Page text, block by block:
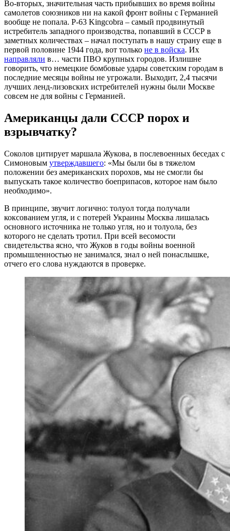
Во-вторых, значительная часть прибывших во время войны
самолетов союзников ни на какой фронт войны с Германией
вообще не попала. P-63 Kingcobra – самый продвинутый
истребитель западного производства, попавший в СССР в
заметных количествах – начал поступать в нашу страну еще в
первой половине 1944 года, вот только не в войска. Их
направляли в… части ПВО крупных городов. Излишне
говорить, что немецкие бомбовые удары советским городам в
последние месяцы войны не угрожали. Выходит, 2,4 тысячи
лучших ленд-лизовских истребителей нужны были Москве
совсем не для войны с Германией.
Американцы дали СССР порох и
взрывчатку?
Соколов цитирует маршала Жукова, в послевоенных беседах с
Симоновым утверждавшего: «Мы были бы в тяжелом
положении без американских порохов, мы не смогли бы
выпускать такое количество боеприпасов, которое нам было
необходимо».
В принципе, звучит логично: толуол тогда получали
коксованием угля, и с потерей Украины Москва лишалась
основного источника не только угля, но и толуола, без
которого не сделать тротил. При всей весомости
свидетельства ясно, что Жуков в годы войны военной
промышленностью не занимался, знал о ней понаслышке,
отчего его слова нуждаются в проверке.